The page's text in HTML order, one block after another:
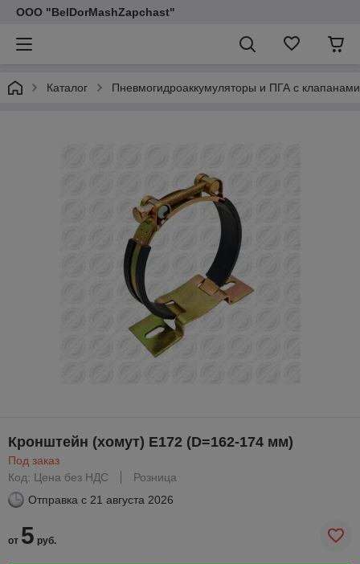
ООО "BelDorMashZapchast"
Каталог Пневмогидроаккумуляторы и ПГА с
Кронштейн (хомут) E172 (D=162-174 мм)
Под заказ
Код: Цена без НДС
Розница
Отправка с 21 августа 2026
от 5 руб.